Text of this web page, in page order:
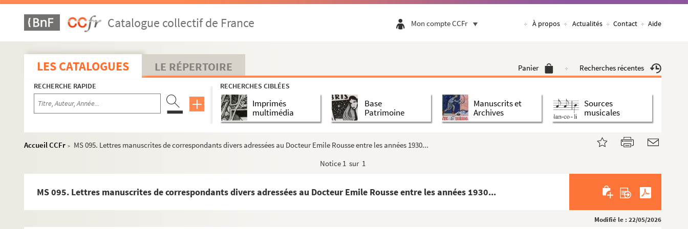
Catalogue collectif de France Mon compte CCFr À propos Actualités Contact Aide
LES CATALOGUES LE RÉPERTOIRE Panier Recherches récentes
RECHERCHE RAPIDE RECHERCHES CIBLÉES
Imprimés
multimédia
Base
Patrimoine
Manuscrits et
Archives
Sources
musicales
Accueil CCFr >
MS 095. Lettres manuscrites de correspondants divers adressées au Docteur Emile Rousse entre les années 1930...
Notice 1 sur 1
MS 095. Lettres manuscrites de correspondants divers adressées au Docteur Emile Rousse entre les années 1930...
Modifié le : 22/05/2026
MS 068(A, B, C). Souvenirs de voyages Kouang-Tchéou
MS 069. Voyage au Lang-Biang Yunan février 1910
MS 070. Eléments d'histoire de l'Indochine
MS 071. Méthode de chinois ayant appartenu au Dr Broquet
MS 072. Dossier comportant des documents divers (lettres, résumés d'ouvrages et d'articles, photos) sur Gust...
MS 073. Documents divers sur Victor Hugo à Saint-Renan
MS 074. Documents divers sur Le Gonidec : dossier ayant servi au Dr Dujardin (de Saint-Renan) à la rédaction...
MS 075. Manuscrits du chevalier de Fréminville non repertoriés
MS 079. Bibliographie, résumés d'ouvrages (de et sur), textes divers sur Edouard et Tristan Corbière